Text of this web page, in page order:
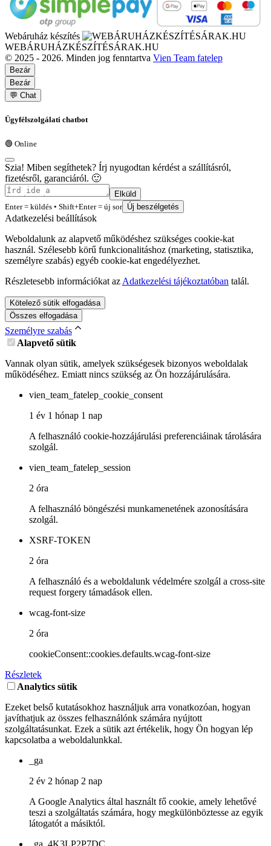
Webáruház készítés
WEBÁRUHÁZKÉSZÍTÉSÁRAK.HU
© 2025 - 2026. Minden jog fenntartva Vien Team fatelep
Bezár
Bezár
💬 Chat
Ügyfélszolgálati chatbot
🟢 Online
Szia! Miben segíthetek? Írj nyugodtan kérdést a szállításról,
fizetésről, garanciáról. 🙂
Elküld
Enter = küldés • Shift+Enter = új sor Új beszélgetés
Adatkezelési beállítások
Weboldalunk az alapvető működéshez szükséges cookie-kat
használ. Szélesebb körű funkcionalitáshoz (marketing, statisztika,
személyre szabás) egyéb cookie-kat engedélyezhet.
Részletesebb információkat az Adatkezelési tájékoztatóban talál.
Kötelező sütik elfogadása
Összes elfogadása
Személyre szabás
Alapvető sütik
Vannak olyan sütik, amelyek szükségesek bizonyos weboldalak
működéséhez. Emiatt nincs szükség az Ön hozzájárulására.
vien_team_fatelep_cookie_consent
1 év 1 hónap 1 nap
A felhasználó cookie-hozzájárulási preferenciáinak tárolására
szolgál.
vien_team_fatelep_session
2 óra
A felhasználó böngészési munkamenetének azonosítására
szolgál.
XSRF-TOKEN
2 óra
A felhasználó és a weboldalunk védelmére szolgál a cross-site
request forgery támadások ellen.
wcag-font-size
2 óra
cookieConsent::cookies.defaults.wcag-font-size
Részletek
Analytics sütik
Ezeket belső kutatásokhoz használjuk arra vonatkozóan, hogyan
javíthatjuk az összes felhasználónk számára nyújtott
szolgáltatásunkat. Ezek a sütik azt értékelik, hogy Ön hogyan lép
kapcsolatba a weboldalunkkal.
_ga
2 év 2 hónap 2 nap
A Google Analytics által használt fő cookie, amely lehetővé
teszi a szolgáltatás számára, hogy megkülönböztesse az egyik
látogatót a másiktól.